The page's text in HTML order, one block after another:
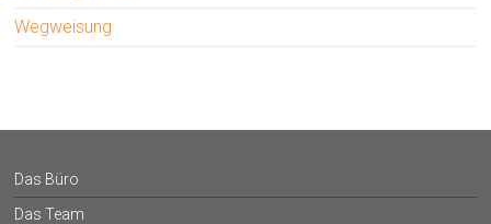
Wegweisung
Das Büro
Das Team